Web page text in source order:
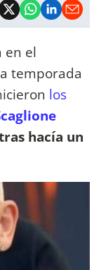
en el
temporada
los
hacía un